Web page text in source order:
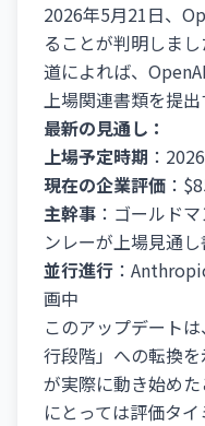
2026年5月21日、
ることが判明しま
道によれば、
上場関連書類を提出
最新の見通し：
上場予定時期 ：
現在の企業評価 ：
主幹事 ：ゴールド
ンレーが上場見通
並行進行 ：
画中
このアップデート
行段階」への転換
が実際に動き始め
にとっては評価タ